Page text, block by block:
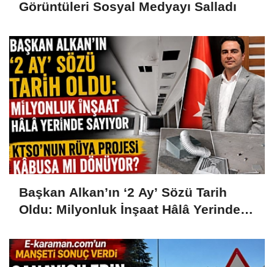
Görüntüleri Sosyal Medyayı Salladı
Başkan Alkan’ın ‘2 Ay’ Sözü Tarih
Oldu: Milyonluk İnşaat Hâlâ Yerinde